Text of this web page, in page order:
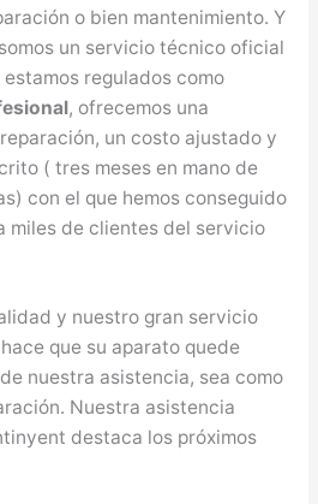
o bien mantenimiento. Y
un servicio técnico oficial
regulados como
, ofrecemos una
un costo ajustado y
( tres meses en mano de
con el que hemos conseguido
miles de clientes del servicio
y nuestro gran servicio
que su aparato quede
nuestra asistencia, sea como
Nuestra asistencia
destaca los próximos